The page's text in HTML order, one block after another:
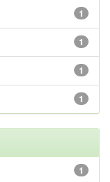
1
1
1
1
1